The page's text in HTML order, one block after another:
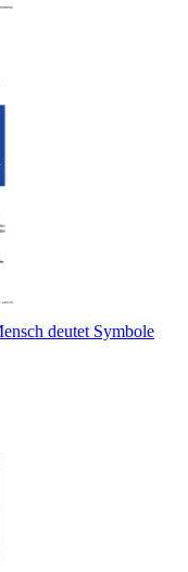
deutet Symbole